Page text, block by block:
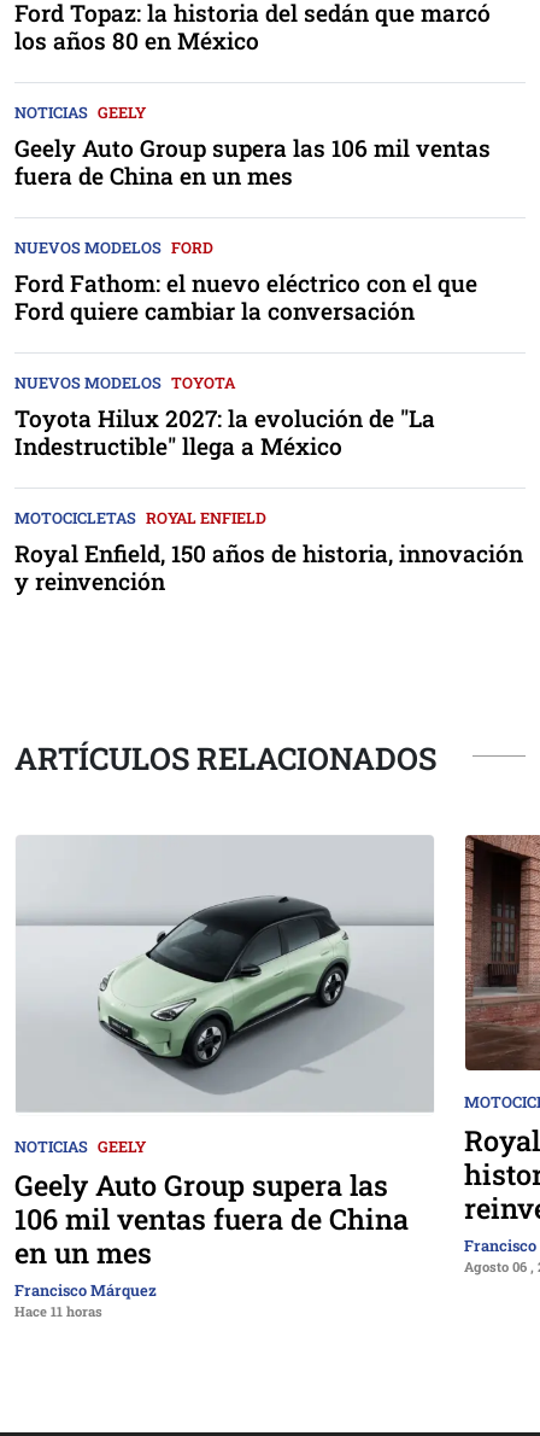
Ford Topaz: la historia del sedán que marcó
los años 80 en México
NOTICIAS GEELY
Geely Auto Group supera las 106 mil ventas
fuera de China en un mes
NUEVOS MODELOS FORD
Ford Fathom: el nuevo eléctrico con el que
Ford quiere cambiar la conversación
NUEVOS MODELOS TOYOTA
Toyota Hilux 2027: la evolución de "La
Indestructible" llega a México
MOTOCICLETAS ROYAL ENFIELD
Royal Enfield, 150 años de historia, innovación
y reinvención
ARTÍCULOS RELACIONADOS
NOTICIAS GEELY
Geely Auto Group supera las
106 mil ventas fuera de China
en un mes
Francisco Márquez
Hace 11 horas
Agosto 06 ,